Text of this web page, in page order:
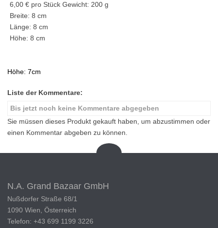
6,00 € pro Stück Gewicht: 200 g
Breite: 8 cm
Länge: 8 cm
Höhe: 8 cm
Höhe: 7cm
Liste der Kommentare:
Bis jetzt noch keine Kommentare abgegeben
Sie müssen dieses Produkt gekauft haben, um abzustimmen oder
einen Kommentar abgeben zu können.
N.A. Grand Bazaar GmbH
Nußdorfer Straße 68/1
1090 Wien, Österreich
Telefon: +43 699 1199 3226